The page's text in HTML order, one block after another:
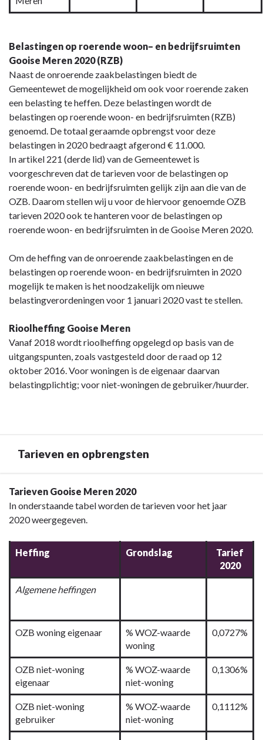
Belastingen op roerende woon– en bedrijfsruimten
Gooise Meren 2020 (RZB)
Naast de onroerende zaakbelastingen biedt de
Gemeentewet de mogelijkheid om ook voor roerende zaken
een belasting te heffen. Deze belastingen wordt de
belastingen op roerende woon- en bedrijfsruimten (RZB)
genoemd. De totaal geraamde opbrengst voor deze
belastingen in 2020 bedraagt afgerond € 11.000.
In artikel 221 (derde lid) van de Gemeentewet is
voorgeschreven dat de tarieven voor de belastingen op
roerende woon- en bedrijfsruimten gelijk zijn aan die van de
OZB. Daarom stellen wij u voor de hiervoor genoemde OZB
tarieven 2020 ook te hanteren voor de belastingen op
roerende woon- en bedrijfsruimten in de Gooise Meren 2020.
Om de heffing van de onroerende zaakbelastingen en de
belastingen op roerende woon- en bedrijfsruimten in 2020
mogelijk te maken is het noodzakelijk om nieuwe
belastingverordeningen voor 1 januari 2020 vast te stellen.
Rioolheffing Gooise Meren
Vanaf 2018 wordt rioolheffing opgelegd op basis van de
uitgangspunten, zoals vastgesteld door de raad op 12
oktober 2016. Voor woningen is de eigenaar daarvan
belastingplichtig; voor niet-woningen de gebruiker/huurder.
Tarieven en opbrengsten
Terug
naar
navigatie
Paragraaf
heffingen
opbrengsten
Tarieven Gooise Meren 2020
In onderstaande tabel worden de tarieven voor het jaar
2020 weergegeven.
Heffing Grondslag
Tarief
2020
Algemene heffingen
OZB woning eigenaar
% WOZ-waarde
woning
0,0727%
OZB niet-woning
eigenaar
% WOZ-waarde
niet-woning
0,1306%
OZB niet-woning
gebruiker
% WOZ-waarde
niet-woning
0,1112%